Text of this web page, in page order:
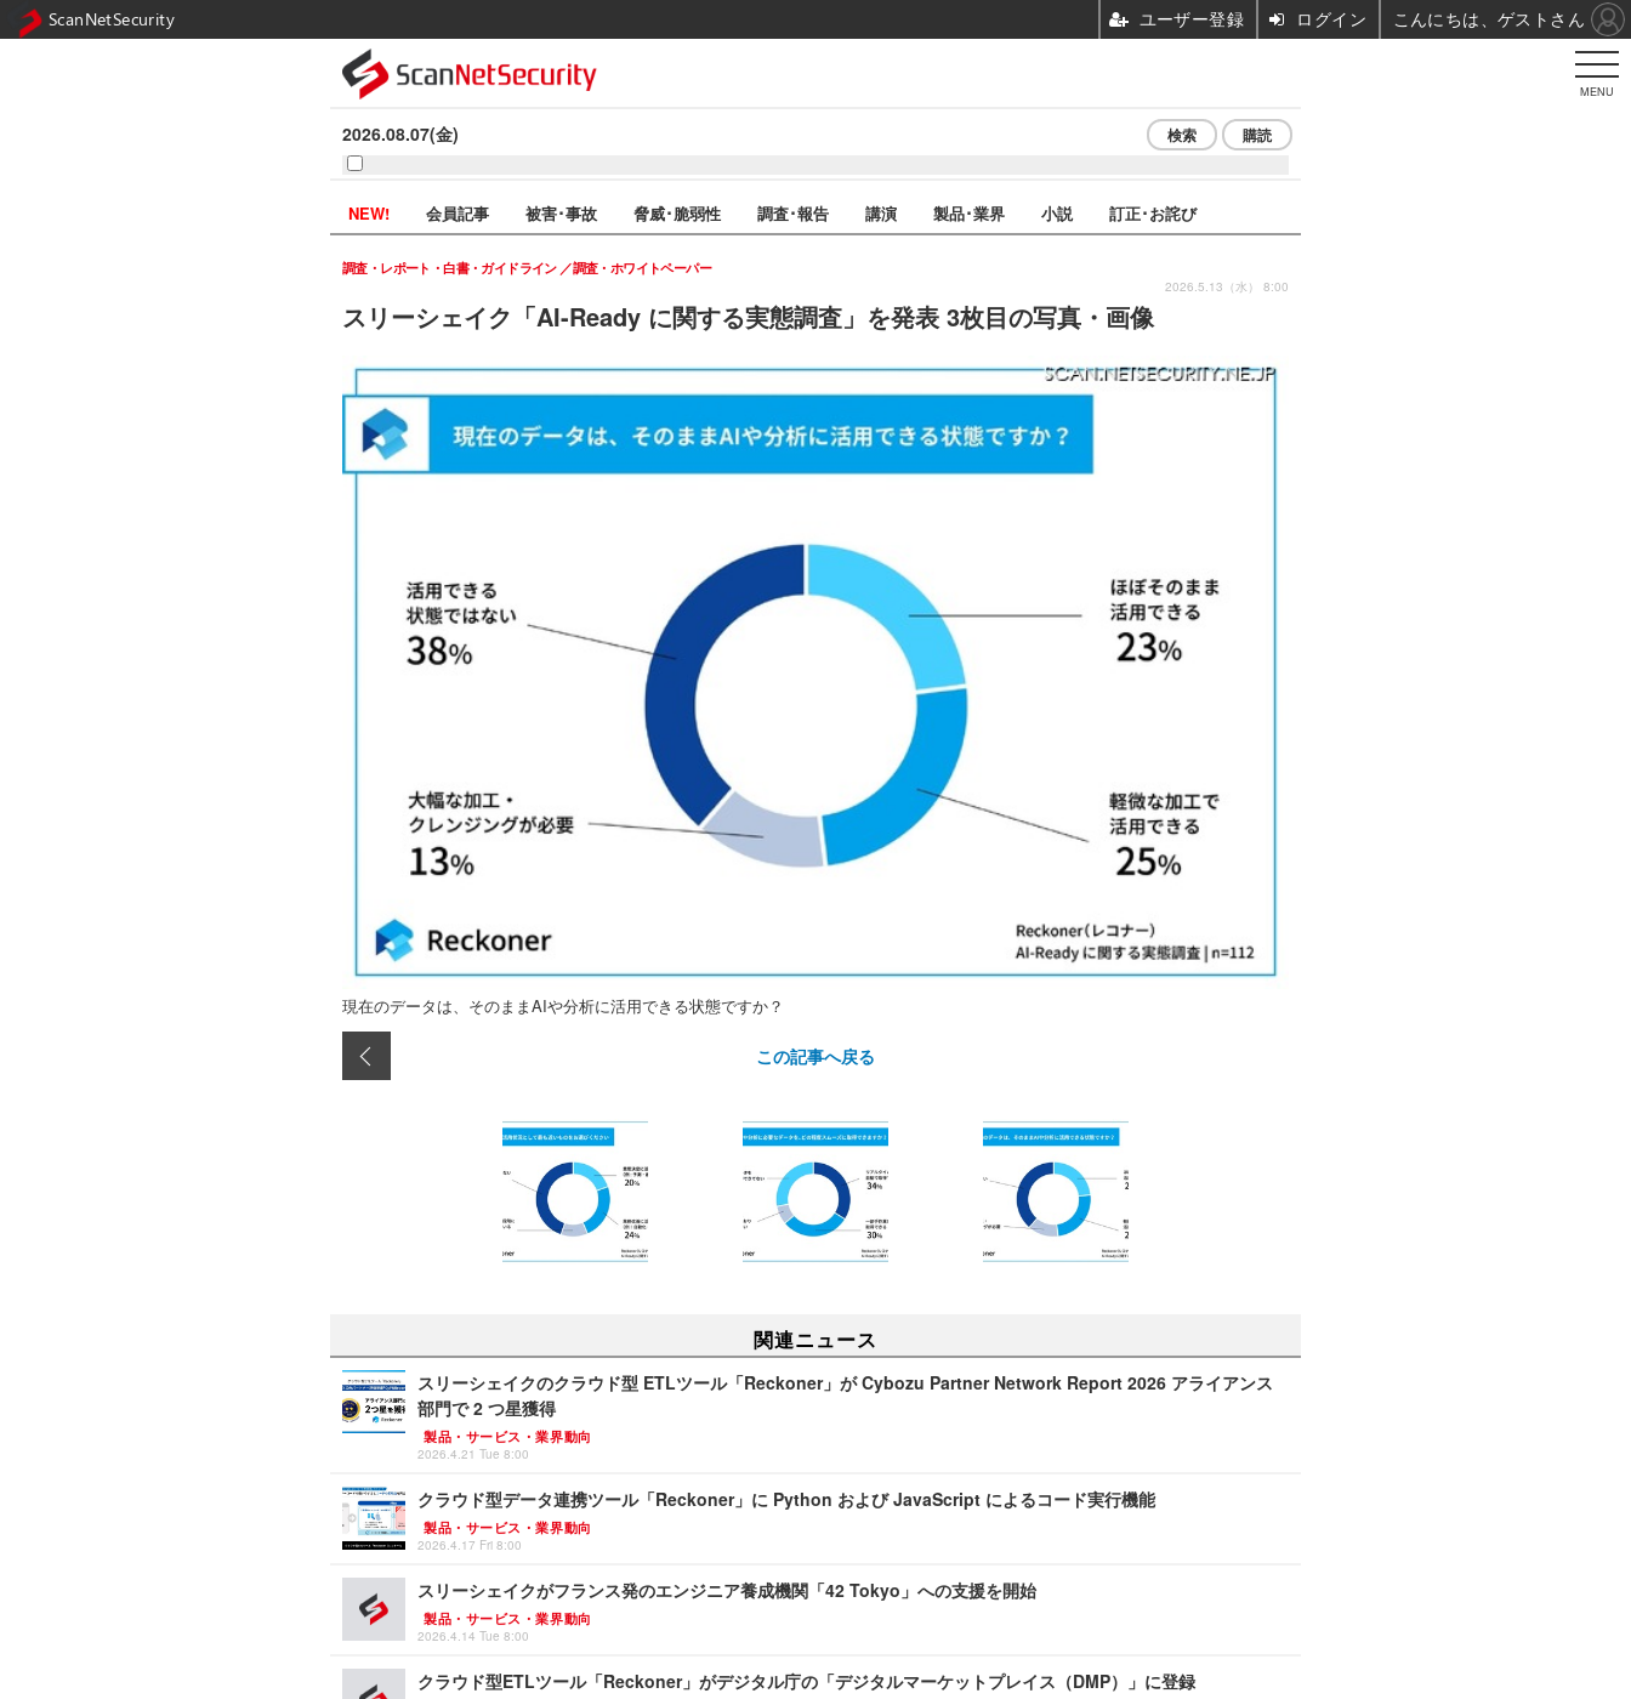
MENU
2026.08.07(金) 検索 購読
NEW! 会員記事 被害･事故 脅威･脆弱性 調査･報告 講演 製品･業界 小説 訂正･お詫び
スリーシェイク「AI-Ready に関する実態調査」を発表 3枚目の写真・画像
調査・レポート・白書・ガイドライン 調査・ホワイトペーパー
2026.5.13（水） 8:00
現在のデータは、そのままAIや分析に活用できる状態ですか？
この記事へ戻る
関連ニュース
スリーシェイクのクラウド型 ETLツール「Reckoner」が Cybozu Partner Network Report 2026 アライアンス
部門で 2 つ星獲得
製品・サービス・業界動向
2026.4.21 Tue 8:00
クラウド型データ連携ツール「Reckoner」に Python および JavaScript によるコード実行機能
製品・サービス・業界動向
2026.4.17 Fri 8:00
スリーシェイクがフランス発のエンジニア養成機関「42 Tokyo」への支援を開始
製品・サービス・業界動向
2026.4.14 Tue 8:00
クラウド型ETLツール「Reckoner」がデジタル庁の「デジタルマーケットプレイス（DMP）」に登録
ScanNetSecurity ユーザー登録 ログイン こんにちは、ゲストさん